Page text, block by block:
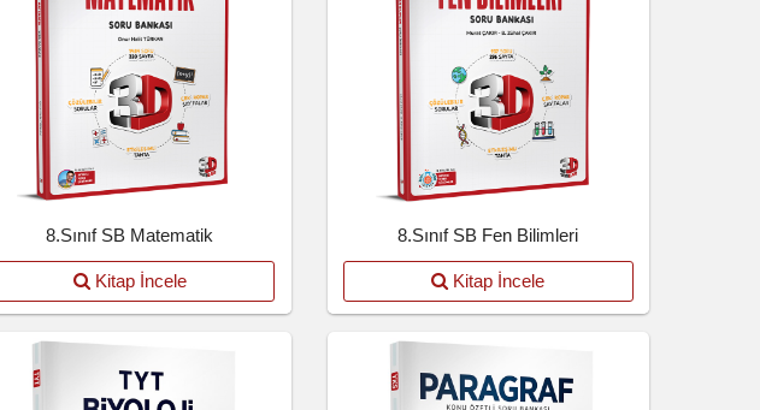
8.Sınıf SB Matematik
Kitap İncele
8.Sınıf SB Fen Bilimleri
Kitap İncele